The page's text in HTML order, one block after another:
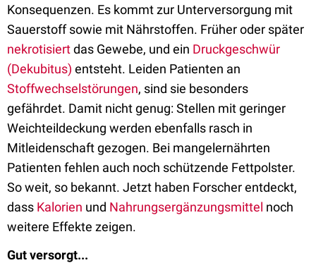
Konsequenzen. Es kommt zur Unterversorgung mit
Sauerstoff sowie mit Nährstoffen. Früher oder später
nekrotisiertdas Gewebe, und ein Druckgeschwür
(Dekubitus) entsteht. Leiden Patienten an
Stoffwechselstörungen, sind sie besonders
gefährdet. Damit nicht genug: Stellen mit geringer
Weichteildeckung werden ebenfalls rasch in
Mitleidenschaft gezogen. Bei mangelernährten
Patienten fehlen auch noch schützende Fettpolster.
So weit, so bekannt. Jetzt haben Forscher entdeckt,
dass Kalorien und Nahrungsergänzungsmittel noch
weitere Effekte zeigen.
Gut versorgt...